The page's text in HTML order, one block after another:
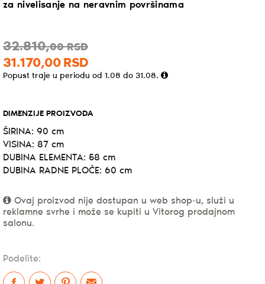
za nivelisanje na neravnim površinama
32.810,00 RSD
31.170,00 RSD
Popust traje u periodu od 1.08 do 31.08.
DIMENZIJE PROIZVODA
ŠIRINA: 90 cm
VISINA: 87 cm
DUBINA ELEMENTA: 58 cm
DUBINA RADNE PLOČE: 60 cm
Ovaj proizvod nije dostupan u web shop-u, služi u
reklamne svrhe i može se kupiti u Vitorog prodajnom
salonu.
Podelite: